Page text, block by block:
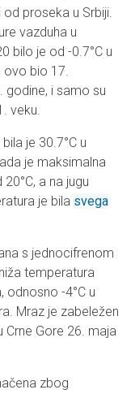
od proseka u Srbiji.
vazduha u
bilo je od -0.7°C u
ovo bio 17.
godine, i samo su
veku.
je 30.7°C u
je maksimalna
a na jugu
je bila svega
s jednocifrenom
temperatura
odnosno -4°C u
Mraz je zabeležen
Crne Gore 26. maja
zbog